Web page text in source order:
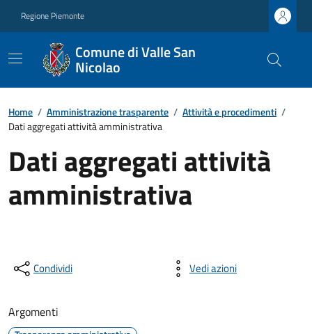
Regione Piemonte
Comune di Valle San
Nicolao
Home / Amministrazione trasparente / Attività e procedimenti /
Dati aggregati attività amministrativa
Dati aggregati attività
amministrativa
Condividi Vedi azioni
Argomenti